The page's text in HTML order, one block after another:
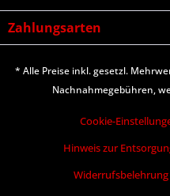
Zahlungsarten
* Alle Preise inkl. gesetzl.
Nachnahmegebühren,
Cookie-
Hinweis zur